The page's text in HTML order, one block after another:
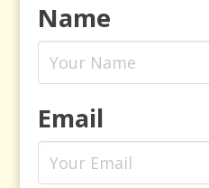
Name
Email